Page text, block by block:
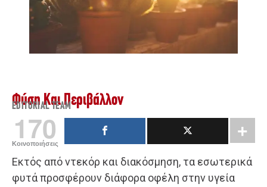
Φύση Και Περιβάλλον
EDITORIAL TEAM
170
Κοινοποιήσεις
Εκτός από ντεκόρ και διακόσμηση, τα εσωτερικά
φυτά προσφέρουν διάφορα οφέλη στην υγεία